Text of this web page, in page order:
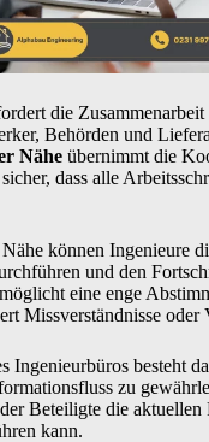
die
Behörden und
Nähe übernimmt die
dass alle
können Ingenieure
und den
eine enge
Missverständnisse oder
Ingenieurbüros besteht
zu
Beteiligte die aktuellen
kann.